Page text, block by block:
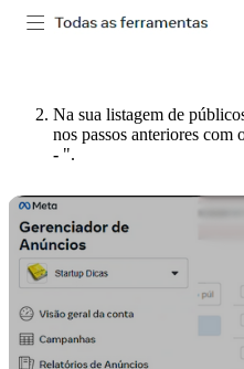
Na sua listagem de
nos passos anteriores
- ".